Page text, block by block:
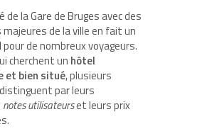
de la Gare de Bruges avec des
de la ville en fait un
de nombreux voyageurs.
cherchent un hôtel
et bien situé, plusieurs
par leurs
notes utilisateurset leurs prix